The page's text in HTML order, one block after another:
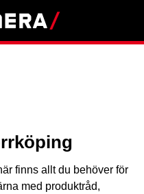
finns allt du behöver för
med produktråd,